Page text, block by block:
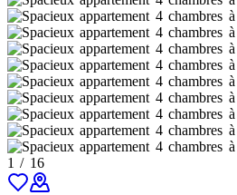
1 / 16